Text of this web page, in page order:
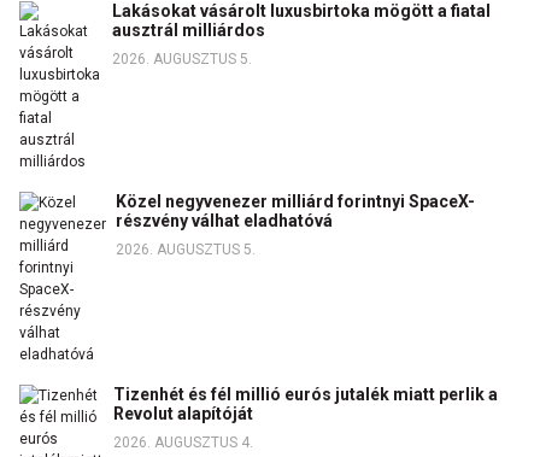
Lakásokat vásárolt luxusbirtoka mögött a fiatal
ausztrál milliárdos
2026. AUGUSZTUS 5.
Közel negyvenezer milliárd forintnyi SpaceX-
részvény válhat eladhatóvá
2026. AUGUSZTUS 5.
Tizenhét és fél millió eurós jutalék miatt perlik a
Revolut alapítóját
2026. AUGUSZTUS 4.